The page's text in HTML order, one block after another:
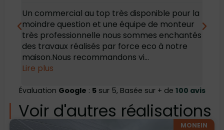
Un commercial au top très disponible pour la
moindre question et une équipe de monteur
très professionnelle nous sommes enchantés
des travaux réalisés par force eco à notre
maison.Nous recommandons vi...
Lire plus
Évaluation Google : 5sur 5, Basée sur + de 100 avis
Voir d'autres réalisations
MONEIN